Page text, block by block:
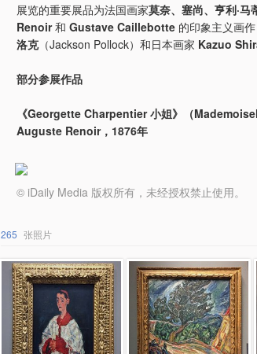
展览的重要展品为法国画家莫奈、塞尚、亨利·马
Renoir和 Gustave Caillebotte 的印象主义画
洛克（Jackson Pollock）和日本画家 Kazuo
部分参展作品
《Georgette Charpentier 小姐》（
Auguste Renoir，1876年
© iDaily Media 版权所有，未经授权禁止使用。
265 张照片